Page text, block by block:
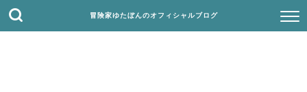
冒険家ゆたぼんのオフィシャルブログ